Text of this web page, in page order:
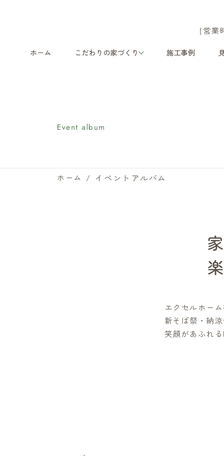
[営業
ホーム こだわりの家づくり 施工事例
Event album
ホーム / イベントアルバム
エクセルホー
新そば祭・納
笑顔があふれ